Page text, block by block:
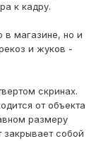
к кадру.
в магазине, но и
и жуков -
скринах.
от объекта
размеру
собой